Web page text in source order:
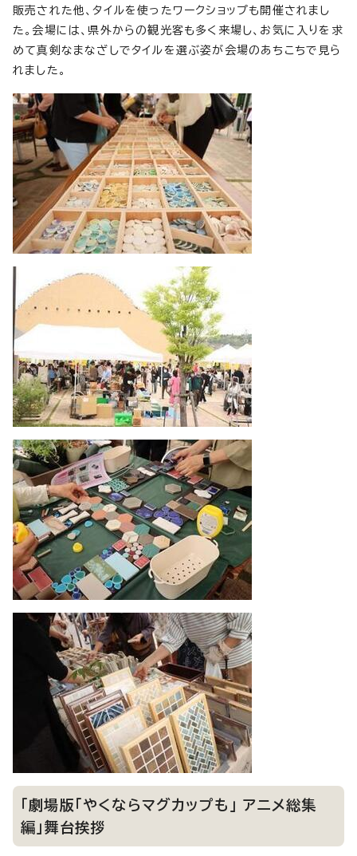
販売された他、タイルを使ったワークショップも開催されまし
た。会場には、県外からの観光客も多く来場し、お気に入りを求
めて真剣なまなざしでタイルを選ぶ姿が会場のあちこちで見ら
れました。
「劇場版「やくならマグカップも」 アニメ総集
編」舞台挨拶